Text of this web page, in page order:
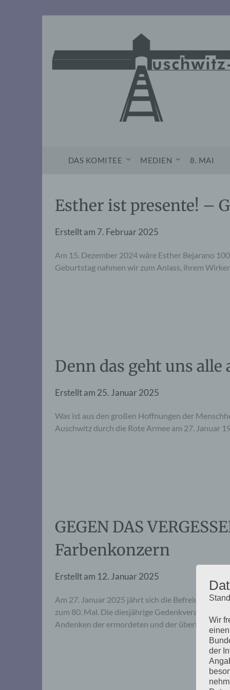
DAS KOMITEE MEDIEN 8. MAI
Esther ist presente! –
Erstellt am 7. Februar 2025
Am 15. Dezember 2024 wäre Esther Bejarano
Geburtstag nahmen wir zum Anlass, ihrem
Denn das geht uns alle
Erstellt am 25. Januar 2025
Was ist aus den großen Hoffnungen der
Auschwitz durch die Rote Armee am 27. Januar
GEGEN DAS
Farbenkonzern
Erstellt am 12. Januar 2025
Am 27. Januar 2025 jährt sich die Befreiung der
zum 80. Mal. Die diesjährige
Andenken der ermordeten und der
Wir
der